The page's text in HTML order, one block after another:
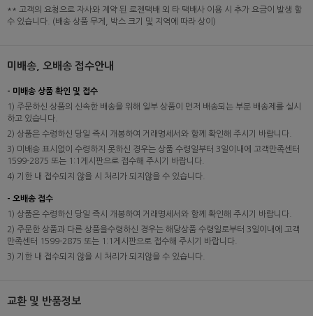
** 고객의 요청으로 자사와 계약 된 로젠택배 외 타 택배사 이용 시 추가 요금이 발생 할
수 있습니다. (배송 상품 무게, 박스 크기 및 지역에 따라 상이)
미배송, 오배송 접수안내
- 미배송 상품 확인 및 접수
1) 주문하신 상품의 신속한 배송을 위해 일부 상품이 먼저 배송되는 부분 배송제를 실시
하고 있습니다.
2) 상품은 수령하신 당일 즉시 개봉하여 거래명세서와 함께 확인해 주시기 바랍니다.
3) 미배송 표시없이 수령하지 못하신 경우는 상품 수령일부터 3일이내에 고객만족센터
1599-2875 또는 1:1게시판으로 접수해 주시기 바랍니다.
4) 기한 내 접수되지 않을 시 처리가 되지않을 수 있습니다.
- 오배송 접수
1) 상품은 수령하신 당일 즉시 개봉하여 거래명세서와 함께 확인해 주시기 바랍니다.
2) 주문한 상품과 다른 상품을수령하신 경우는 해당상품 수령일로부터 3일이내에 고객
만족센터 1599-2875 또는 1:1게시판으로 접수해 주시기 바랍니다.
3) 기한 내 접수되지 않을 시 처리가 되지않을 수 있습니다.
교환 및 반품정보